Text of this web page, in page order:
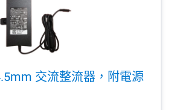
交流整流器，附電源